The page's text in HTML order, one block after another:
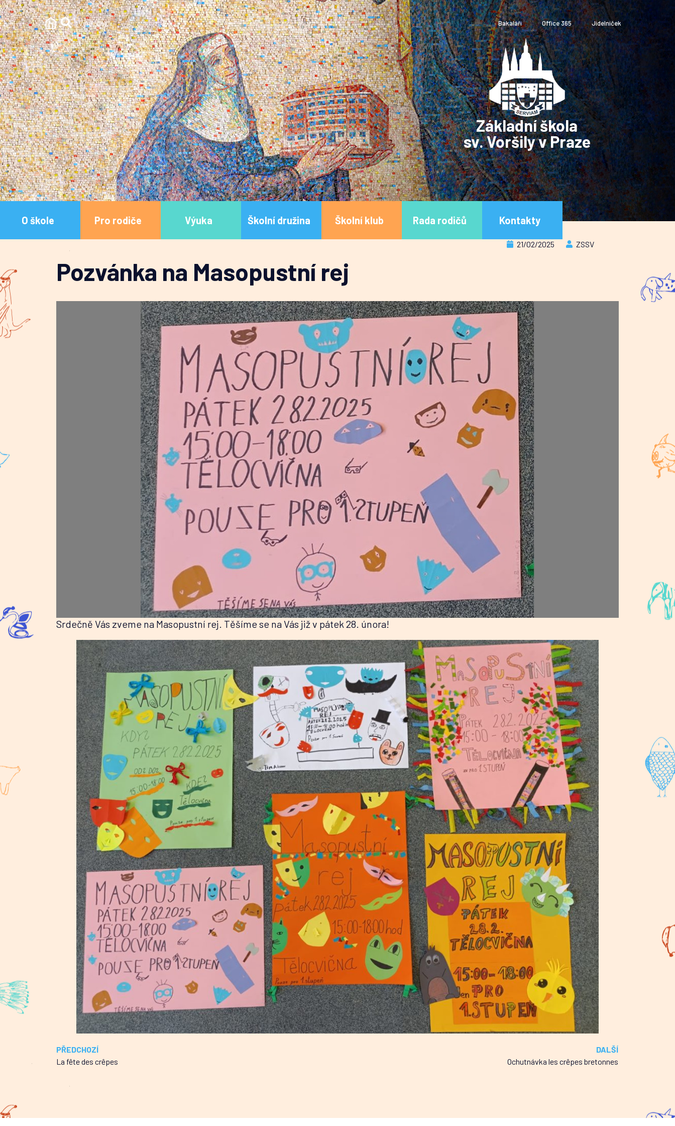
Bakaláři Office 365 Jídelníček
Základní škola
sv. Voršily v Praze
O škole Pro rodiče Výuka Školní družina Školní klub Rada rodičů Kontakty
Pozvánka na Masopustní rej
21/02/2025 ZSSV
Srdečně Vás zveme na Masopustní rej. Těšíme se na Vás již v pátek 28. února!
PŘEDCHOZÍ
La fête des crêpes
DALŠÍ
Ochutnávka les crêpes bretonnes